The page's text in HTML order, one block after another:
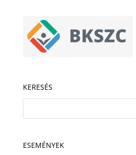
KERESÉS
ESEMÉNYEK